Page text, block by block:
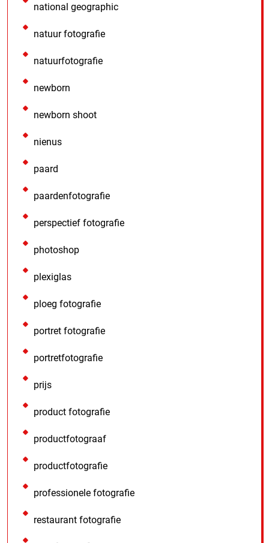
national geographic
natuur fotografie
natuurfotografie
newborn
newborn shoot
nienus
paard
paardenfotografie
perspectief fotografie
photoshop
plexiglas
ploeg fotografie
portret fotografie
portretfotografie
prijs
product fotografie
productfotograaf
productfotografie
professionele fotografie
restaurant fotografie